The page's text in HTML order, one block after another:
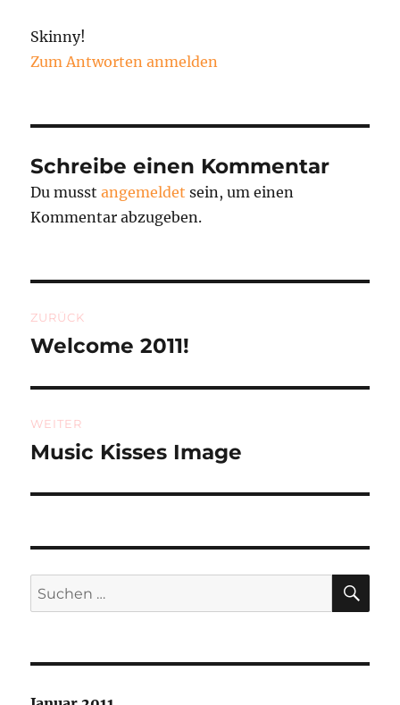
Skinny!
Zum Antworten anmelden
Schreibe einen Kommentar
Du musstangemeldet sein, um einen
Kommentar abzugeben.
ZURÜCK
Vorheriger
Welcome 2011!
WEITER
Nächster
Music Kisses Image
Suchen
nach: